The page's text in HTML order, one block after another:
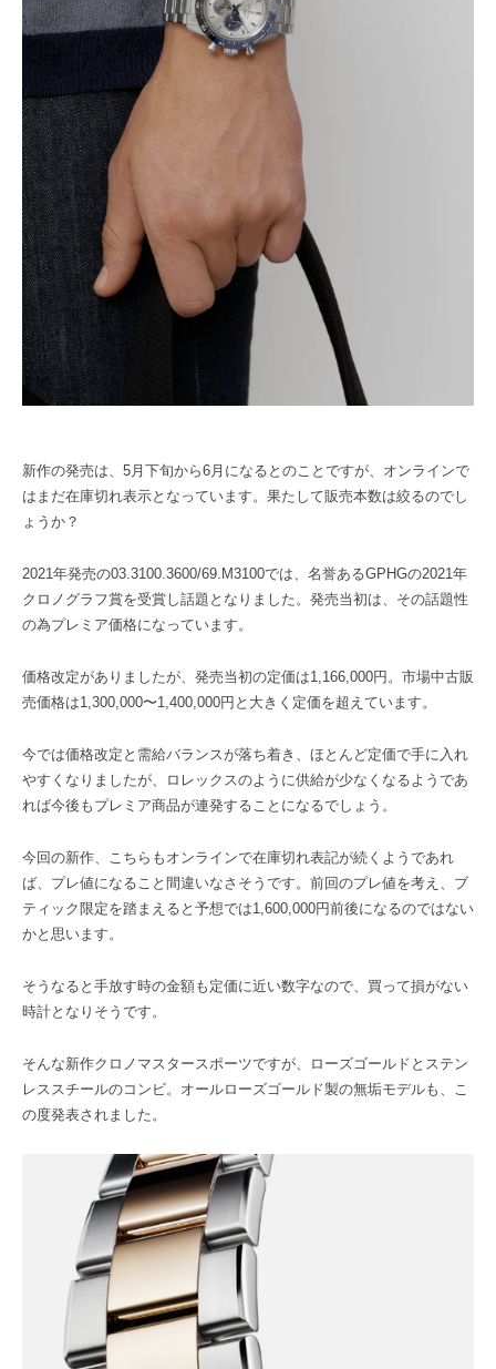
新作の発売は、5月下旬から6月になるとのことですが、オンラインで
はまだ在庫切れ表示となっています。果たして販売本数は絞るのでし
ょうか？
2021年発売の03.3100.3600/69.M3100では、名誉あるGPHGの2021年
クロノグラフ賞を受賞し話題となりました。発売当初は、その話題性
の為プレミア価格になっています。
価格改定がありましたが、発売当初の定価は1,166,000円。市場中古販
売価格は1,300,000〜1,400,000円と大きく定価を超えています。
今では価格改定と需給バランスが落ち着き、ほとんど定価で手に入れ
やすくなりましたが、ロレックスのように供給が少なくなるようであ
れば今後もプレミア商品が連発することになるでしょう。
今回の新作、こちらもオンラインで在庫切れ表記が続くようであれ
ば、プレ値になること間違いなさそうです。前回のプレ値を考え、ブ
ティック限定を踏まえると予想では1,600,000円前後になるのではない
かと思います。
そうなると手放す時の金額も定価に近い数字なので、買って損がない
時計となりそうです。
そんな新作クロノマスタースポーツですが、ローズゴールドとステン
レススチールのコンビ。オールローズゴールド製の無垢モデルも、こ
の度発表されました。